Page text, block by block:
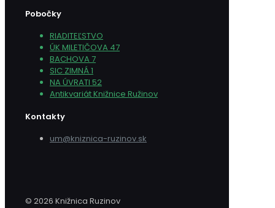
Pobočky
RIADITEĽSTVO
ÚK MILETIČOVA 47
BACHOVA 7
SIC ZIMNÁ 1
NA ÚVRATI 52
Antikvariát Knižnice Ružinov
Kontakty
um@kniznica-ruzinov.sk
© 2026 Knižnica Ruzinov